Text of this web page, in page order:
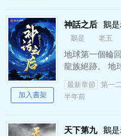
神話之后 鵝
鵝是 老五
地球第一個輪
龍族絕跡。 地
處地球第三個
最新章節
第一
半年前
加入書架
天下第九 鵝